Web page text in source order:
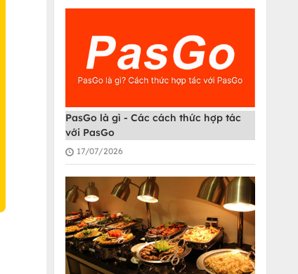
PasGo là gì - Các cách thức hợp tác
với PasGo
17/07/2026